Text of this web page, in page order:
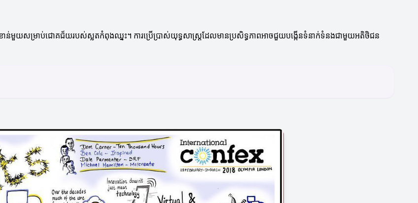
ាន់មួយសម្រាប់ជោគជ័យរបស់ស្លតកំពុងឈ្នះ។ ការប្រើប្រាស់យុទ្ធសាស្ត្រដែលមានប្រសិទ្ធភាពអាចជួយបង្កើនទំនាក់ទំនងជាមួយអតិថិជន